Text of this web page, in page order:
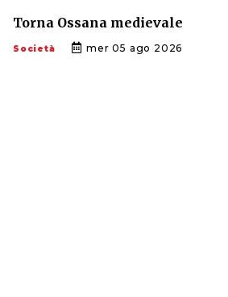
Torna Ossana medievale
Società mer 05 ago 2026